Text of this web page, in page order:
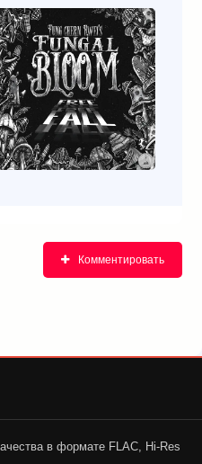
Комментировать
в формате FLAC, Hi-Res